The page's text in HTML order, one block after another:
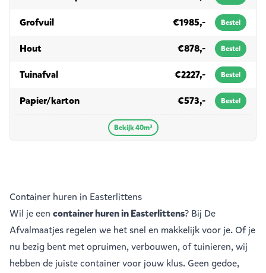
Grofvuilin 40m³ €1985,- Bestel
Houtin 40m³ €878,- Bestel
Tuinafvalin 40m³ €2227,- Bestel
Papier/kartonin 40m³ €573,- Bestel
Bekijk 40m³
Container huren in Easterlittens
Wil je een container huren in Easterlittens? Bij De
Afvalmaatjes regelen we het snel en makkelijk voor je. Of je
nu bezig bent met opruimen, verbouwen, of tuinieren, wij
hebben de juiste container voor jouw klus. Geen gedoe,